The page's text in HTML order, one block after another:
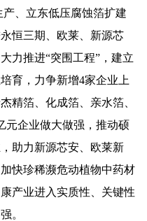
、立东低压腐蚀箔扩建
恒三期、欧莱、新源芯
力推进“突围工程”，建立
育，力争新增4家企业上
精箔、化成箔、亲水箔、
元企业做大做强，推动硕
助力新源芯安、欧莱新
快珍稀濒危动植物中药材
产业进入实质性、关键性
。